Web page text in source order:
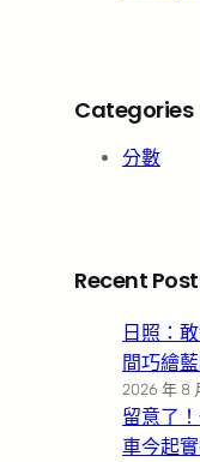
Categories
分數
Recent
日照：
間巧繪
2026 年 8
留意了
車今起